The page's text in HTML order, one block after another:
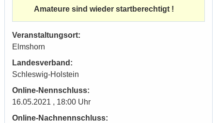
Amateure sind wieder startberechtigt !
Veranstaltungsort:
Elmshorn
Landesverband:
Schleswig-Holstein
Online-Nennschluss:
16.05.2021 , 18:00 Uhr
Online-Nachnennschluss: